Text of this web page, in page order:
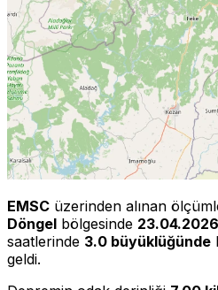
EMSC üzerinden alınan
Döngel bölgesinde
saatlerinde 3.0 büyüklüğünde
geldi.